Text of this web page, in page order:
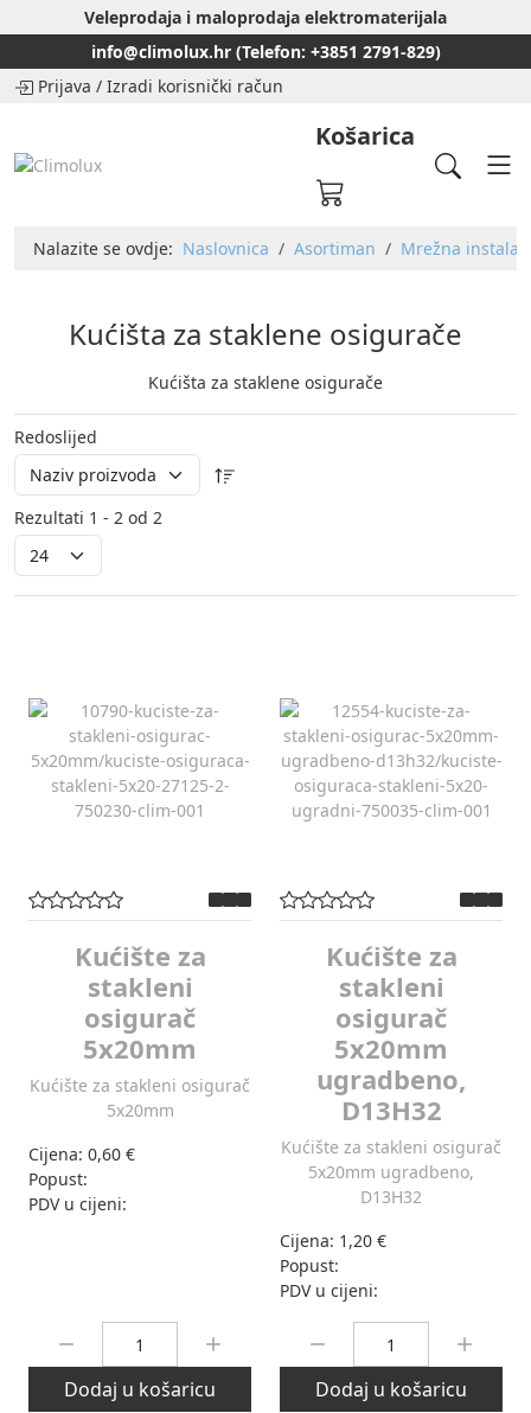
Veleprodaja i maloprodaja elektromaterijala
info@climolux.hr (Telefon: +3851 2791-829)
Prijava / Izradi korisnički račun
Košarica
Nalazite se ovdje: Naslovnica Asortiman Mrežna
Kućišta za staklene osigurače
Kućišta za staklene osigurače
Redoslijed
Rezultati 1 - 2 od 2
Kućište za
stakleni
osigurač
5x20mm
Kućište za stakleni osigurač
5x20mm
Cijena: 0,60 €
Popust:
PDV u cijeni:
Dodaj u košaricu
Kućište za
stakleni
osigurač
5x20mm
ugradbeno,
D13H32
Kućište za stakleni osigurač
5x20mm ugradbeno,
D13H32
Cijena: 1,20 €
Popust:
PDV u cijeni:
Dodaj u košaricu